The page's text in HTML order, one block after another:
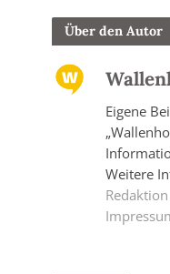
Über den Autor
Eigene
Weitere